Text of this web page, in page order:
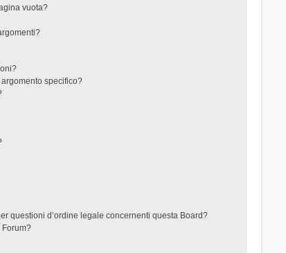
vuota?
specifico?
questioni d’ordine legale concernenti questa Board?
Forum?